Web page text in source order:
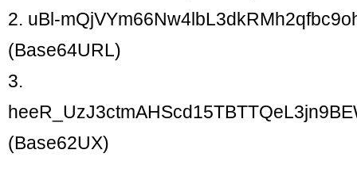
2. uBl-
(Base64URL)
3.
(Base62UX)